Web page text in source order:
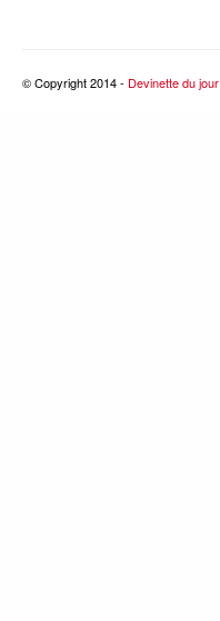
© Copyright 2014 - Devinette du jour